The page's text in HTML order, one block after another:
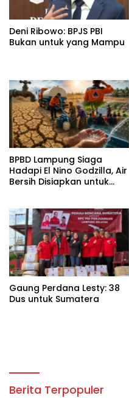
Deni Ribowo: BPJS PBI
Bukan untuk yang Mampu
BPBD Lampung Siaga
Hadapi El Nino Godzilla, Air
Bersih Disiapkan untuk
Gaung Perdana Lesty: 38
Dus untuk Sumatera
Berita Terpopuler